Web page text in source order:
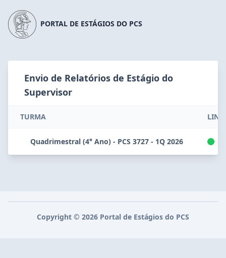
PORTAL DE ESTÁGIOS DO PCS
Envio de Relatórios de Estágio do
Supervisor
TURMA LINK
Quadrimestral (4° Ano) - PCS 3727 - 1Q 2026
Copyright © 2026 Portal de Estágios do PCS